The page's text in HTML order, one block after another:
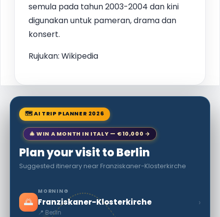
semula pada tahun 2003-2004 dan kini
digunakan untuk pameran, drama dan
konsert.
Rujukan: Wikipedia
🗺 AI TRIP PLANNER 2026
🎄 WIN A MONTH IN ITALY — €10,000 →
Plan your visit to Berlin
Suggested itinerary near Franziskaner-Klosterkirche
🌅
MORNING
Franziskaner-Klosterkirche
📍 Berlin
›